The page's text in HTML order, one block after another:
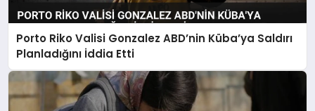
Porto Riko Valisi Gonzalez ABD’nin Küba’ya Saldırı
Planladığını İddia Etti